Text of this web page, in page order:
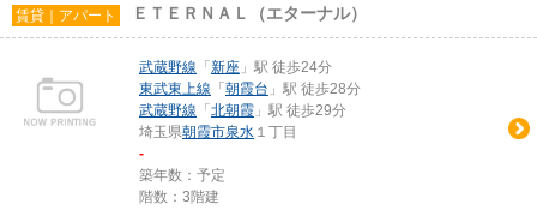
賃貸｜アパート ＥＴＥＲＮＡＬ（エターナル）
武蔵野線 「 新座 」駅 徒歩24分
東武東上線 「 朝霞台 」駅 徒歩28分
武蔵野線 「 北朝霞 」駅 徒歩29分
埼玉県朝霞市泉水 １丁目
-
築年数：予定
階数：3階建